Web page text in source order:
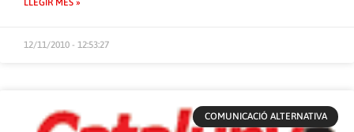
LLEGIR MÉS »
12/11/2010 - 12:53:27
COMUNICACIÓ ALTERNATIVA